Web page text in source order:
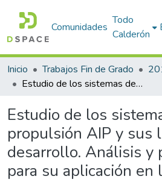
Comunidades
Todo
Calderón
Inicio Trabajos Fin de Grado
Estudio de los sistemas de propulsión AIP y sus líneas de desarrollo. Análisis y propuestas para su aplicación en la Armada
Estudio de los
propulsión AIP y sus
desarrollo. Análisis y
para su aplicación en